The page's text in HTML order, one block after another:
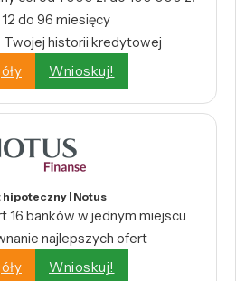
do 96 miesięcy
historii kredytowej
Wnioskuj!
| Notus
16 banków w jednym miejscu
najlepszych ofert
Wnioskuj!